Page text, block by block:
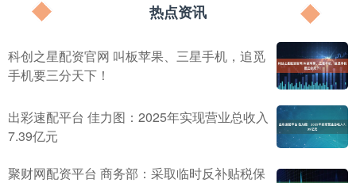
热点资讯
科创之星配资官网 叫板苹果、三星手机，追觅
手机要三分天下！
出彩速配平台 佳力图：2025年实现营业总收入
7.39亿元
聚财网配资平台 商务部：采取临时反补贴税保